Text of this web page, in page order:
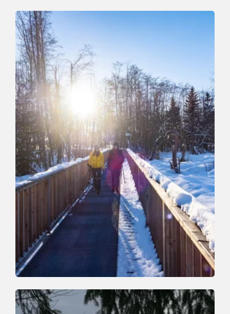
Markbachjoch Halsgatterl
Länge5.5 km
Niederau nach Auffach
Länge8.2 kmDauer Höhenmeter 182 hm 165 hm